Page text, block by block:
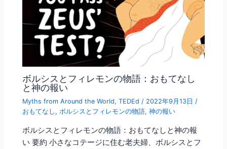
ボルシスとフィレモンの物語：おもてなし
と神の報い
Myths from Around the World,TEDEd / 2022年9月13日/
おもてなし ,ボルシスとフィレモンの物語,神の報い
ボルシスとフィレモンの物語：おもてなしと神の報
い 要約 小さなコテージに住む老夫婦、ボルシスとフ